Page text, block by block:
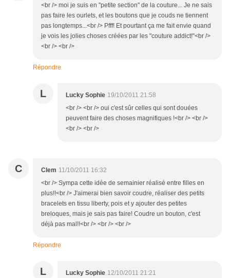
<br /> moi je suis en "petite section" de la couture... Je ne sais
pas faire les ourlets, et les boutons que je couds ne tiennent
pas longtemps...<br /> Pfff! Et pourtant ça me fait envie quand
je vois les jolies choses créées par les "couture addict!"<br />
<br /> <br />
Répondre
L Lucky Sophie 19/10/2011 21:58
<br /> <br /> oui c'est sûr celles qui sont douées
peuvent faire des choses magnifiques !<br /> <br />
<br /> <br />
C Clem 11/10/2011 16:32
<br /> Sympa cette idée de semainier réalisé entre filles en
plus!!<br /> J'aimerai bien savoir coudre, réaliser des petits
bracelets en tissu liberty, pois et y ajouter des petites
breloques, mais je sais pas faire! Coudre un bouton, c'est
déjà pas mal!!<br /> <br /> <br />
Répondre
L Lucky Sophie 12/10/2011 21:21